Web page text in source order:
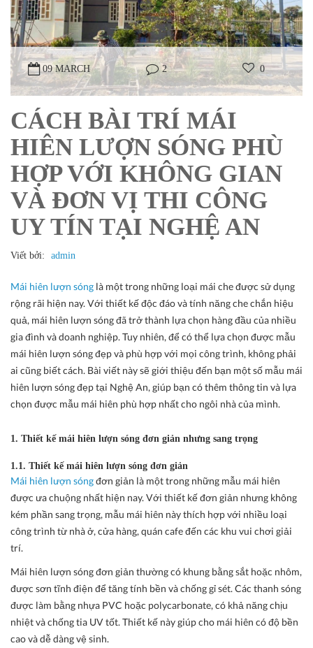
09 MARCH 2 0
CÁCH BÀI TRÍ MÁI
HIÊN LƯỢN SÓNG PHÙ
HỢP VỚI KHÔNG GIAN
VÀ ĐƠN VỊ THI CÔNG
UY TÍN TẠI NGHỆ AN
Viết bởi: admin
Mái hiên lượn sóng là một trong những loại mái che được sử dụng
rộng rãi hiện nay. Với thiết kế độc đáo và tính năng che chắn hiệu
quả, mái hiên lượn sóng đã trở thành lựa chọn hàng đầu của nhiều
gia đình và doanh nghiệp. Tuy nhiên, để có thể lựa chọn được mẫu
mái hiên lượn sóng đẹp và phù hợp với mọi công trình, không phải
ai cũng biết cách. Bài viết này sẽ giới thiệu đến bạn một số mẫu mái
hiên lượn sóng đẹp tại Nghệ An, giúp bạn có thêm thông tin và lựa
chọn được mẫu mái hiên phù hợp nhất cho ngôi nhà của mình.
1. Thiết kế mái hiên lượn sóng đơn giản nhưng sang trọng
1.1. Thiết kế mái hiên lượn sóng đơn giản
Mái hiên lượn sóngđơn giản là một trong những mẫu mái hiên
được ưa chuộng nhất hiện nay. Với thiết kế đơn giản nhưng không
kém phần sang trọng, mẫu mái hiên này thích hợp với nhiều loại
công trình từ nhà ở, cửa hàng, quán cafe đến các khu vui chơi giải
trí.
Mái hiên lượn sóng đơn giản thường có khung bằng sắt hoặc nhôm,
được sơn tĩnh điện để tăng tính bền và chống gỉ sét. Các thanh sóng
được làm bằng nhựa PVC hoặc polycarbonate, có khả năng chịu
nhiệt và chống tia UV tốt. Thiết kế này giúp cho mái hiên có độ bền
cao và dễ dàng vệ sinh.